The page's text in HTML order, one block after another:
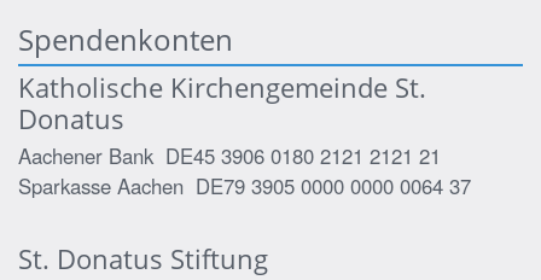
Spendenkonten
Katholische Kirchengemeinde St.
Donatus
Aachener Bank DE45 3906 0180 2121 2121 21
Sparkasse Aachen DE79 3905 0000 0000 0064 37
St. Donatus Stiftung